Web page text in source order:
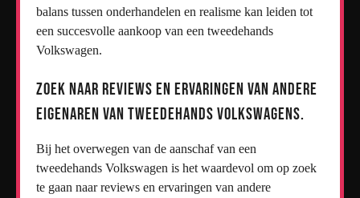
balans tussen onderhandelen en realisme kan leiden tot
een succesvolle aankoop van een tweedehands
Volkswagen.
Zoek naar reviews en ervaringen van andere
eigenaren van tweedehands Volkswagens.
Bij het overwegen van de aanschaf van een
tweedehands Volkswagen is het waardevol om op zoek
te gaan naar reviews en ervaringen van andere